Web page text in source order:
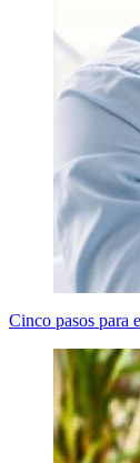
Cinco pasos para